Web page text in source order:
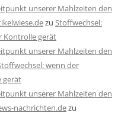
unserer Mahlzeiten den
zu Stoffwechsel:
Kontrolle gerät
unserer Mahlzeiten den
wenn der
gerät
unserer Mahlzeiten den
nachrichten.dezu